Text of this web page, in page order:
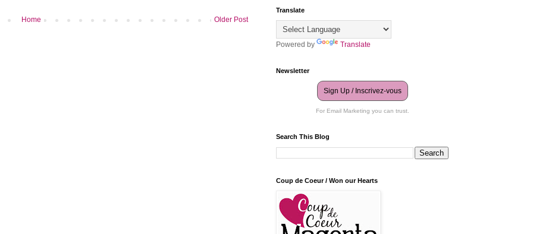
Older Post
Home
Translate
Powered by Translate
Newsletter
Sign Up / Inscrivez-vous
For Email Marketing you can trust.
Search This Blog
Coup de Coeur / Won our Hearts